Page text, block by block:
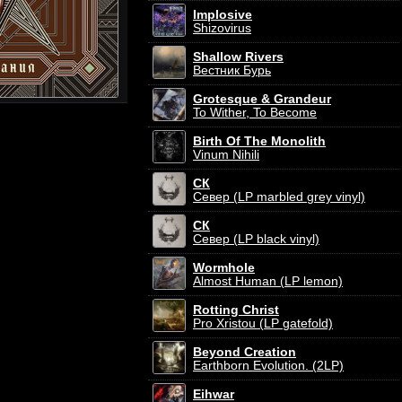
Implosive
Shizovirus
Shallow Rivers
Вестник Бурь
Grotesque & Grandeur
To Wither, To Become
Birth Of The Monolith
Vinum Nihili
СК
Север (LP marbled grey vinyl)
СК
Север (LP black vinyl)
Wormhole
Almost Human (LP lemon)
Rotting Christ
Pro Xristou (LP gatefold)
Beyond Creation
Earthborn Evolution. (2LP)
Eihwar